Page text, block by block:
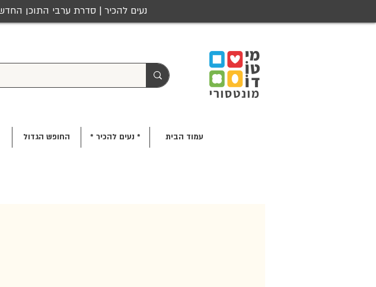
נעים להכיר | סדרת ערבי התוכן
עמוד הבית * נעים להכיר * החופש הגדול